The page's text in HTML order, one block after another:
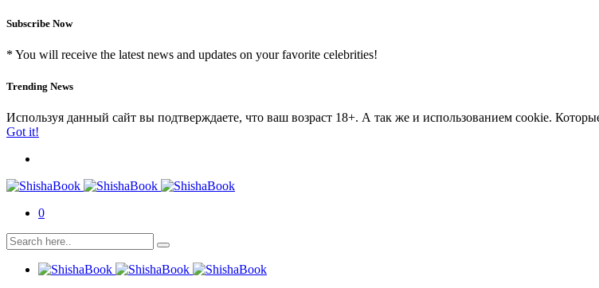
Subscribe Now
* You will receive the latest news and updates on your favorite celebrities!
Trending News
Используя данный сайт вы подтверждаете, что ваш возраст 18+. А так же и использованием cookie.
Got it!
0